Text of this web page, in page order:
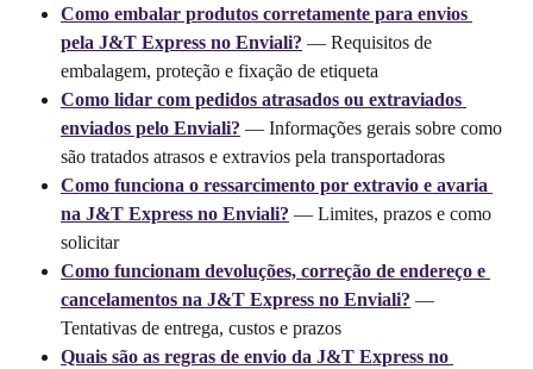
Como embalar produtos corretamente para envios
pela J&T Express no Enviali? — Requisitos de
embalagem, proteção e fixação de etiqueta
Como lidar com pedidos atrasados ou extraviados
enviados pelo Enviali? — Informações gerais sobre como
são tratados atrasos e extravios pela transportadoras
Como funciona o ressarcimento por extravio e avaria
na J&T Express no Enviali? — Limites, prazos e como
solicitar
Como funcionam devoluções, correção de endereço e
cancelamentos na J&T Express no Enviali? —
Tentativas de entrega, custos e prazos
Quais são as regras de envio da J&T Express no